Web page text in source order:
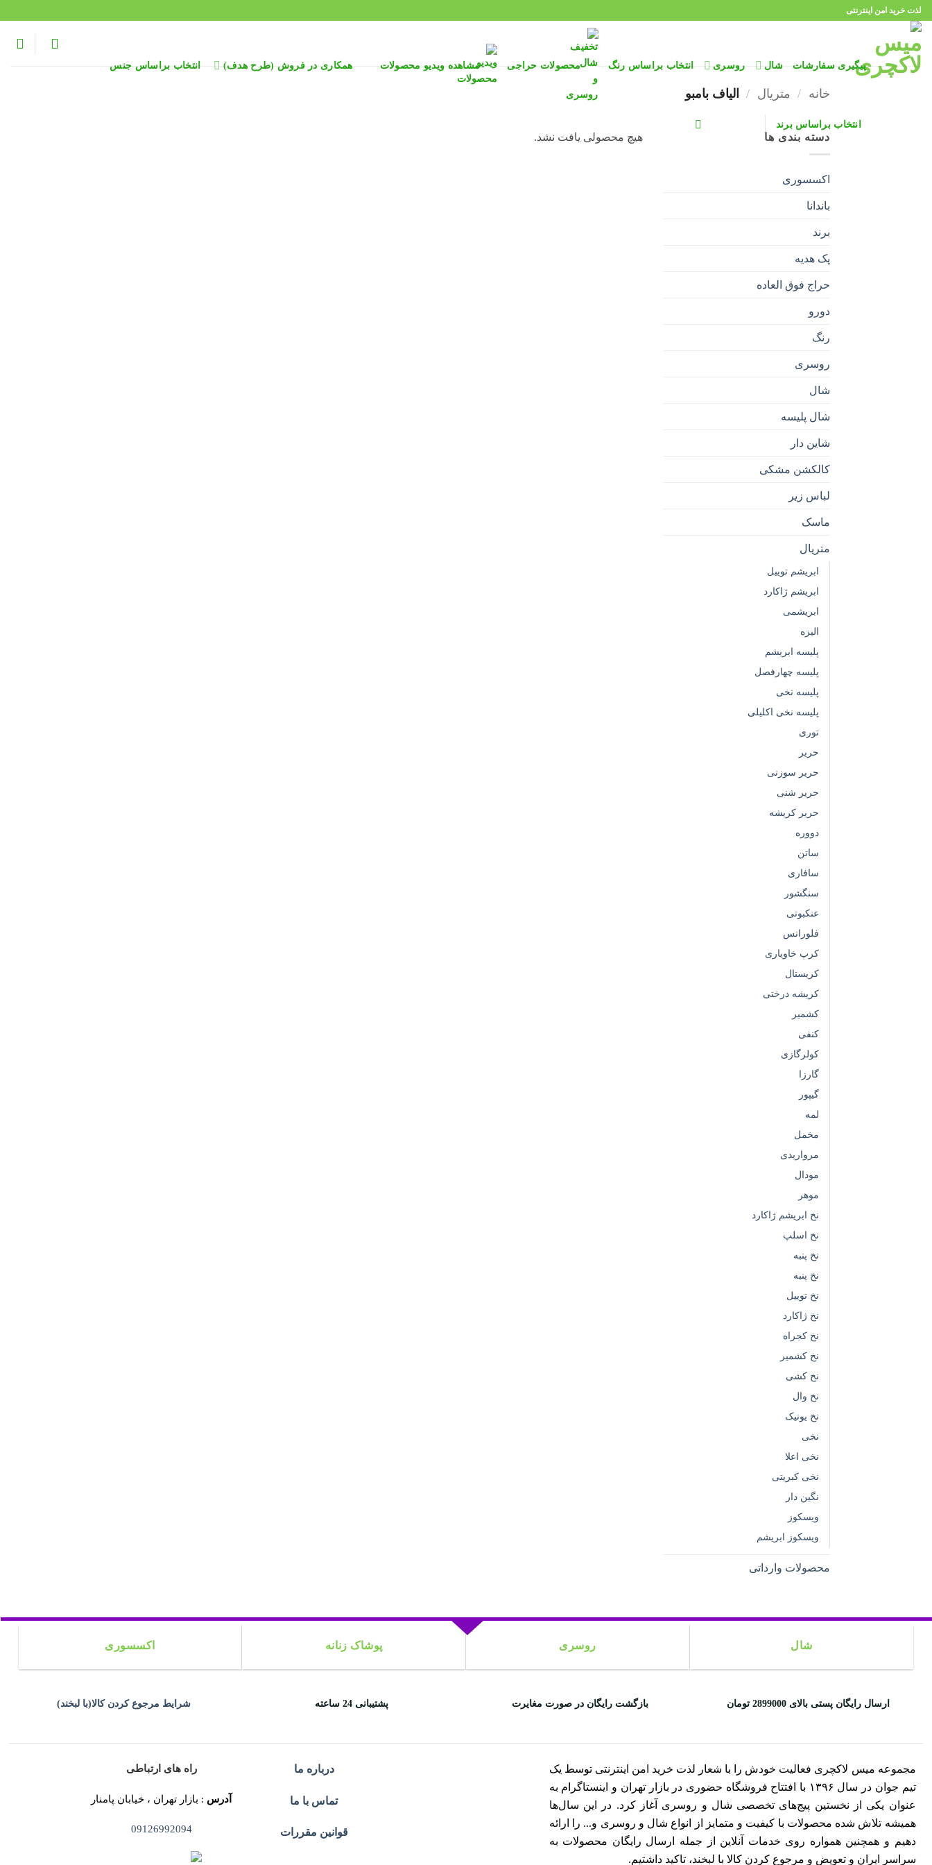
Skip
content
لذت خرید امن اینترنتی
پیگیری سفارشات شال روسری انتخاب براساس رنگ محصولات حراجی مشاهده ویدیو محصولات همکاری در فروش (طرح هدف) انتخاب براساس جنس
انتخاب براساس برند
خانه / متریال / الیاف بامبو
دسته بندی ها
اکسسوری
باندانا
برند
پک هدیه
حراج فوق العاده
دورو
رنگ
روسری
شال
شال پلیسه
شاین دار
کالکشن مشکی
لباس زیر
ماسک
متریال
ابریشم توییل
ابریشم ژاکارد
ابریشمی
الیزه
پلیسه ابریشم
پلیسه چهارفصل
پلیسه نخی
پلیسه نخی اکلیلی
توری
حریر
حریر سوزنی
حریر شنی
حریر کریشه
دووره
ساتن
سافاری
سنگشور
عنکبوتی
فلورانس
کرپ خاویاری
کریستال
کریشه درختی
کشمیر
کنفی
کولرگازی
گارزا
گیپور
لمه
مخمل
مرواریدی
مودال
موهر
نخ ابریشم ژاکارد
نخ اسلپ
نخ پنبه
نخ پنبه
نخ توییل
نخ ژاکارد
نخ کجراه
نخ کشمیر
نخ کشی
نخ وال
نخ یونیک
نخی
نخی اعلا
نخی کبریتی
نگین دار
ویسکوز
ویسکوز ابریشم
محصولات وارداتی
هیچ محصولی یافت نشد.
شال روسری پوشاک زنانه اکسسوری
ارسال رایگان پستی بالای 2899000 تومان بازگشت رایگان در صورت مغایرت پشتیبانی 24 ساعته شرایط مرجوع کردن کالا(با لبخند)
مجموعه میس لاکچری فعالیت خودش را با شعار لذت خرید امن اینترنتی توسط یک
تیم جوان در سال ۱۳۹۶ با افتتاح فروشگاه حضوری در بازار تهران و اینستاگرام به
عنوان یکی از نخستین پیج‌های تخصصی شال و روسری آغاز کرد. در این سال‌ها
همیشه تلاش شده محصولات با کیفیت و متمایز از انواع شال و روسری و... را ارائه
دهیم و همچنین همواره روی خدمات آنلاین از جمله ارسال رایگان محصولات به
سراسر ایران و تعویض و مرجوع کردن کالا با لبخند، تاکید داشتیم.
درباره ما
تماس با ما
قوانین مقررات
راه های ارتباطی
آدرس : بازار تهران ، خیابان پامنار
09126992094